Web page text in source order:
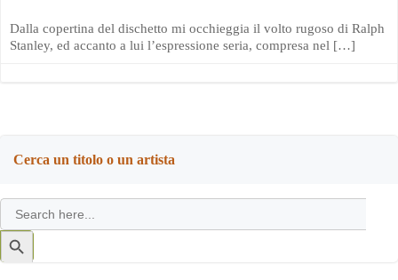
Dalla copertina del dischetto mi occhieggia il volto rugoso di Ralph
Stanley, ed accanto a lui l’espressione seria, compresa nel […]
Cerca un titolo o un artista
Search
for:
Search
Button